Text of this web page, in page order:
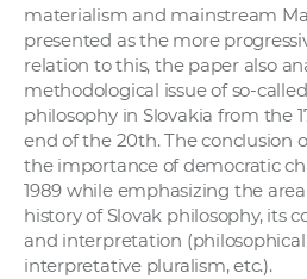
materialism and mainstream
presented as the more
relation to this, the paper also
methodological issue of so-
philosophy in Slovakia from the
end of the 20th. The conclusion
the importance of democratic
1989 while emphasizing the
history of Slovak philosophy, its
and interpretation
interpretative pluralism, etc.).